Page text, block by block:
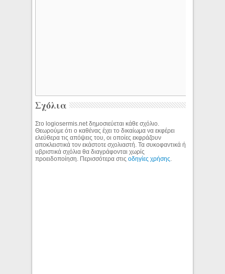
Σχόλια
Στο logiosermis.net δημοσιεύεται κάθε σχόλιο.
Θεωρούμε ότι ο καθένας έχει το δικαίωμα να εκφέρει
ελεύθερα τις απόψεις του, οι οποίες εκφράζουν
αποκλειστικά τον εκάστοτε σχολιαστή. Τα συκοφαντικά ή
υβριστικά σχόλια θα διαγράφονται χωρίς
προειδοποίηση. Περισσότερα στιςοδηγίες χρήσης.